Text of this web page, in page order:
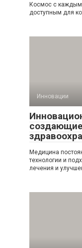
Космос с каждым
доступным для
Инновации
Медицина
технологии и
лечения и